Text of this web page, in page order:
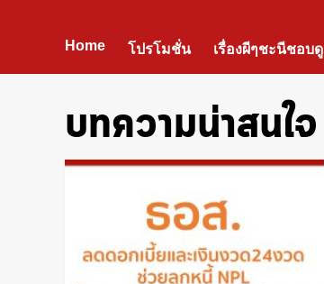
Home โปรโมชั่น เรื่องผีๆชะนีชอบดู
บทความน่าสนใจ